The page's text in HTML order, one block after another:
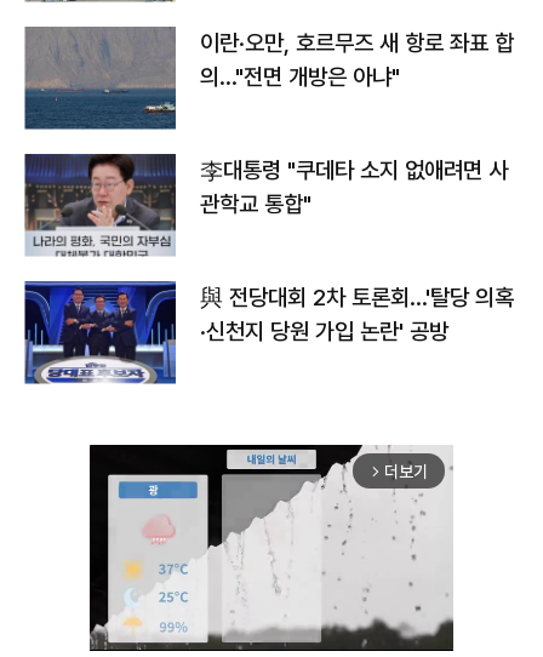
이란·오만, 호르무즈 새 항로 좌표 합
의…"전면 개방은 아냐"
李대통령 "쿠데타 소지 없애려면 사
관학교 통합"
與 전당대회 2차 토론회…'탈당 의혹
·신천지 당원 가입 논란' 공방
arrow_forward_ios 더보기